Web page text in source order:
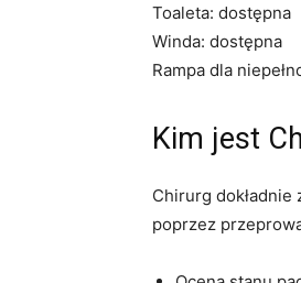
Toaleta: dostępna
Winda: dostępna
Rampa dla
Kim jest
Chirurg
poprzez